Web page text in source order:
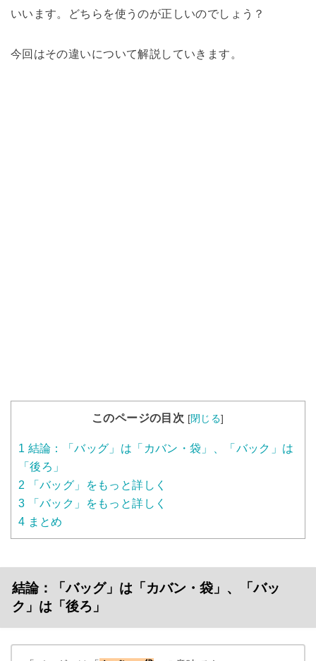
いいます。どちらを使うのが正しいのでしょう？
今回はその違いについて解説していきます。
このページの目次 [閉じる]
1 結論：「バッグ」は「カバン・袋」、「バック」は
「後ろ」
2 「バッグ」をもっと詳しく
3 「バック」をもっと詳しく
4 まとめ
結論：「バッグ」は「カバン・袋」、「バッ
ク」は「後ろ」